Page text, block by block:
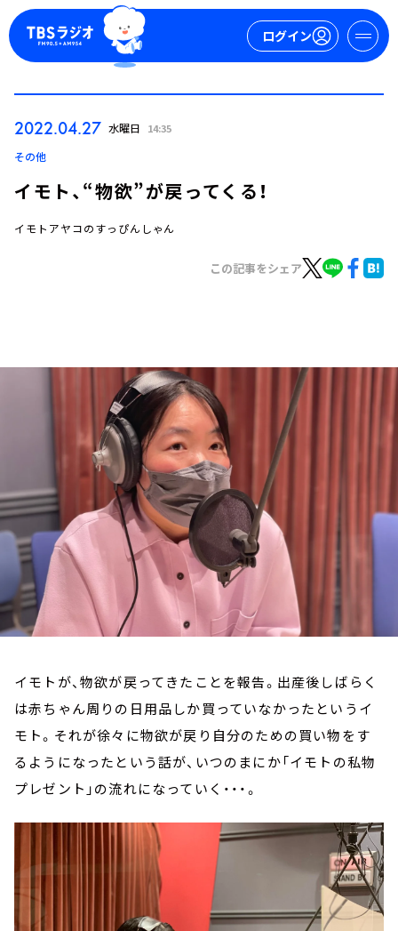
ログイン
トピックス
TBS Podcast
お知らせ
イベント・グッズ
YouTube
会社情報
2022.04.27 水曜日 14:35
その他
イモト、“物欲”が戻ってくる！
イモトアヤコのすっぴんしゃん
この記事をシェア
イモトが、物欲が戻ってきたことを報告。出産後しばらく
は赤ちゃん周りの日用品しか買っていなかったというイ
モト。それが徐々に物欲が戻り自分のための買い物をす
るようになったという話が、いつのまにか「イモトの私物
プレゼント」の流れになっていく・・・。